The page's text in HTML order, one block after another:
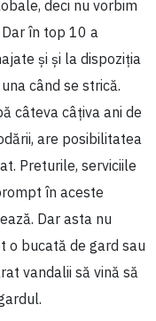
deci nu vorbim
în top 10 a
și și la dispoziția
când se strică.
câteva câțiva ani de
are posibilitatea
Preturile, serviciile
în aceste
Dar asta nu
o bucată de gard sau
vandalii să vină să